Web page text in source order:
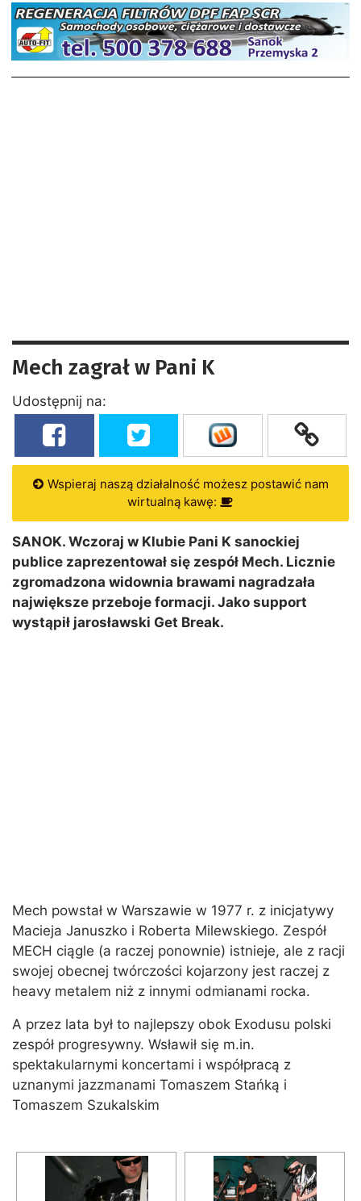
Mech zagrał w Pani K
Udostępnij na:
Wspieraj naszą działalność możesz postawić nam
wirtualną kawę:
SANOK. Wczoraj w Klubie Pani K sanockiej
publice zaprezentował się zespół Mech. Licznie
zgromadzona widownia brawami nagradzała
największe przeboje formacji. Jako support
wystąpił jarosławski Get Break.
Mech powstał w Warszawie w 1977 r. z inicjatywy
Macieja Januszko i Roberta Milewskiego. Zespół
MECH ciągle (a raczej ponownie) istnieje, ale z racji
swojej obecnej twórczości kojarzony jest raczej z
heavy metalem niż z innymi odmianami rocka.
A przez lata był to najlepszy obok Exodusu polski
zespół progresywny. Wsławił się m.in.
spektakularnymi koncertami i współpracą z
uznanymi jazzmanami Tomaszem Stańką i
Tomaszem Szukalskim